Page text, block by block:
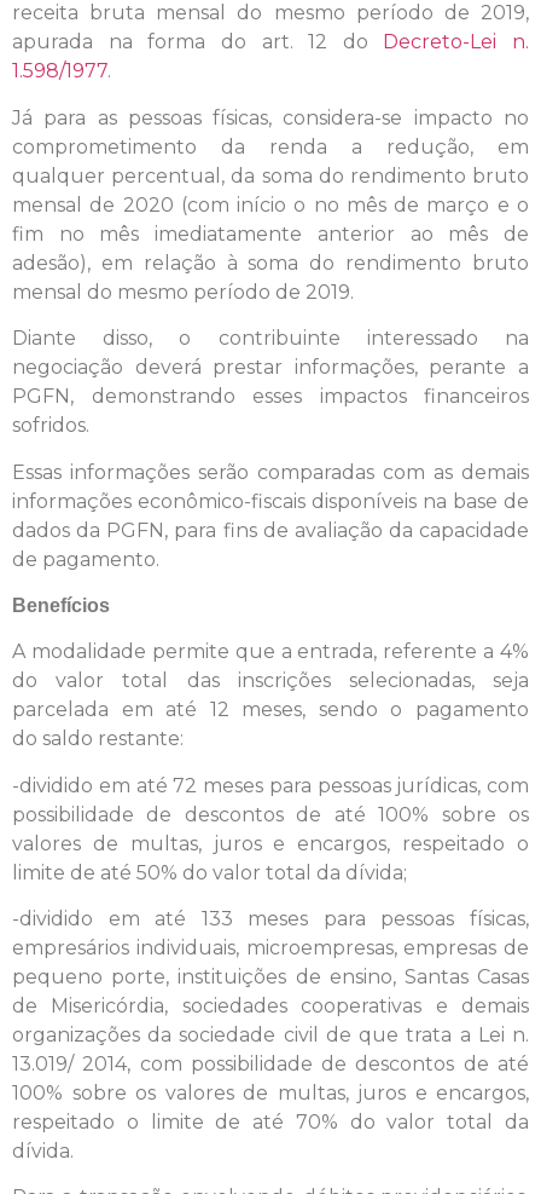
receita bruta mensal do mesmo período de 2019,
apurada na forma do art. 12 do
Decreto-Lei n.
1.598/1977.
Já para as pessoas físicas, considera-se impacto no
comprometimento da renda a redução, em
qualquer percentual, da soma do rendimento bruto
mensal de 2020 (com início o no mês de março e o
fim no mês imediatamente anterior ao mês de
adesão), em relação à soma do rendimento bruto
mensal do mesmo período de 2019.
Diante disso, o contribuinte interessado na
negociação deverá prestar informações, perante a
PGFN, demonstrando esses impactos financeiros
sofridos.
Essas informações serão comparadas com as demais
informações econômico-fiscais disponíveis na base de
dados da PGFN, para fins de avaliação da capacidade
de pagamento.
Benefícios
A modalidade permite que a entrada, referente a 4%
do valor total das inscrições selecionadas, seja
parcelada em até 12 meses, sendo o pagamento
do saldo restante:
-dividido em até 72 meses para pessoas jurídicas, com
possibilidade de descontos de até 100% sobre os
valores de multas, juros e encargos, respeitado o
limite de até 50% do valor total da dívida;
-dividido em até 133 meses para pessoas físicas,
empresários individuais, microempresas, empresas de
pequeno porte, instituições de ensino, Santas Casas
de Misericórdia, sociedades cooperativas e demais
organizações da sociedade civil de que trata a Lei n.
13.019/ 2014, com possibilidade de descontos de até
100% sobre os valores de multas, juros e encargos,
respeitado o limite de até 70% do valor total da
dívida.